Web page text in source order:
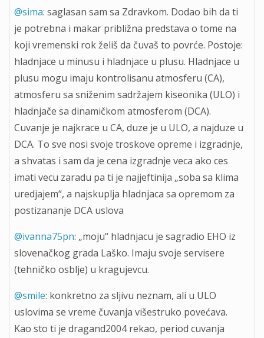
@sima: saglasan sam sa Zdravkom. Dodao bih da ti
je potrebna i makar približna predstava o tome na
koji vremenski rok želiš da čuvaš to povrće. Postoje:
hladnjace u minusu i hladnjace u plusu. Hladnjace u
plusu mogu imaju kontrolisanu atmosferu (CA),
atmosferu sa sniženim sadržajem kiseonika (ULO) i
hladnjače sa dinamičkom atmosferom (DCA).
Cuvanje je najkrace u CA, duze je u ULO, a najduze u
DCA. To sve nosi svoje troskove opreme i izgradnje,
a shvatas i sam da je cena izgradnje veca ako ces
imati vecu zaradu pa ti je najjeftinija „soba sa klima
uredjajem“, a najskuplja hladnjaca sa opremom za
postizananje DCA uslova
@ivanna75pn: „moju“ hladnjacu je sagradio EHO iz
slovenačkog grada Laško. Imaju svoje servisere
(tehničko osblje) u kragujevcu.
@smile: konkretno za sljivu neznam, ali u ULO
uslovima se vreme čuvanja višestruko povećava.
Kao sto ti je dragand2004 rekao, period cuvanja